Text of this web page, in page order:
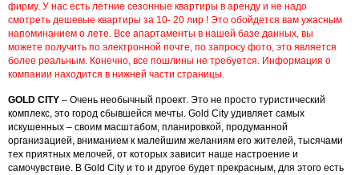
фирму. У нас есть летние сезонные квартиры в аренду и не надо
смотреть дешевые квартиры за 10- 20 лир ! Это обойдется вам ужасным
напоминанием о лете. Все апартаменты в нашей базе данных, вы
можете получить по электронной почте, по запросу фото, это является
более реальным. Конечно, все пошлины не требуется. Информация о
компании находится в нижней части страницы.
GOLD CITY – Очень необычный проект. Это не просто туристический
комплекс, это город сбывшейся мечты. Gold City удивляет самых
искушенных – своим масштабом, планировкой, продуманной
организацией, вниманием к малейшим желаниям его жителей, тысячами
тех приятных мелочей, от которых зависит наше настроение и
самочувствие. В Gold City и то и другое будет прекрасным, для этого есть